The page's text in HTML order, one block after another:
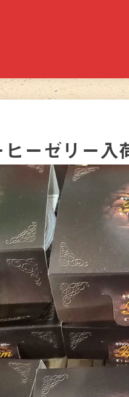
ーゼリー入